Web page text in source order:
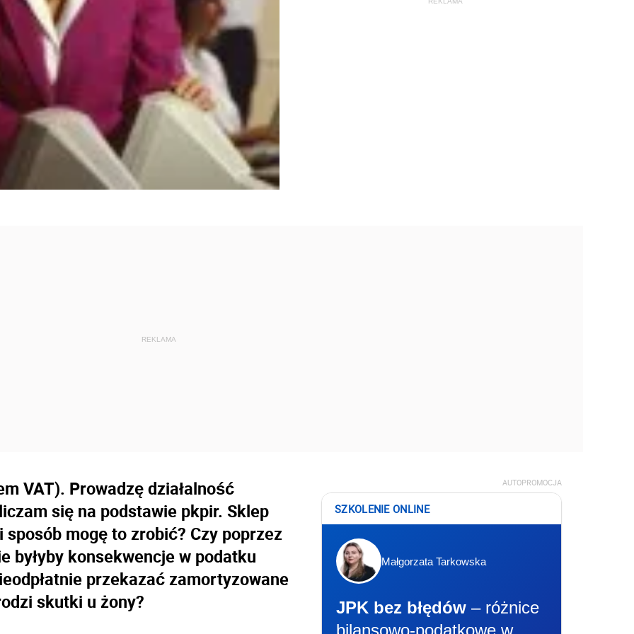
VAT). Prowadzę działalność
się na podstawie pkpir. Sklep
mogę to zrobić? Czy poprzez
byłyby konsekwencje w podatku
przekazać zamortyzowane
skutki u żony?
AUTOPROMOCJA
SZKOLENIE ONLINE
Małgorzata Tarkowska
JPK bez błędów – różnice